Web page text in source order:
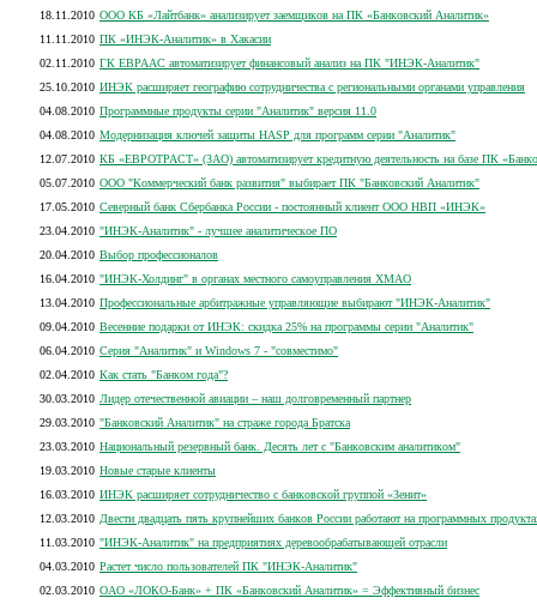
18.11.2010 ООО КБ «Лайтбанк» анализирует заемщиков на ПК «Банковский Аналитик»
11.11.2010 ПК «ИНЭК-Аналитик» в Хакасии
02.11.2010 ГК ЕВРААС автоматизирует финансовый анализ на ПК "ИНЭК-Аналитик"
25.10.2010 ИНЭК расширяет географию сотрудничества с региональными органами управления
04.08.2010 Программные продукты серии "Аналитик" версия 11.0
04.08.2010 Модернизация ключей защиты HASP для программ серии "Аналитик"
12.07.2010 КБ «ЕВРОТРАСТ» (ЗАО) автоматизирует кредитную деятельность на базе ПК
05.07.2010 ООО "Коммерческий банк развития" выбирает ПК "Банковский Аналитик"
17.05.2010 Северный банк Сбербанка России - постоянный клиент ООО НВП «ИНЭК»
23.04.2010 "ИНЭК-Аналитик" - лучшее аналитическое ПО
20.04.2010 Выбор профессионалов
16.04.2010 "ИНЭК-Холдинг" в органах местного самоуправления ХМАО
13.04.2010 Профессиональные арбитражные управляющие выбирают "ИНЭК-Аналитик"
09.04.2010 Весенние подарки от ИНЭК: скидка 25% на программы серии "Аналитик"
06.04.2010 Серия "Аналитик" и Windows 7 - "совместимо"
02.04.2010 Как стать "Банком года"?
30.03.2010 Лидер отечественной авиации – наш долговременный партнер
29.03.2010 "Банковский Аналитик" на страже города Братска
23.03.2010 Национальный резервный банк. Десять лет с "Банковским аналитиком"
19.03.2010 Новые старые клиенты
16.03.2010 ИНЭК расширяет сотрудничество с банковской группой «Зенит»
12.03.2010 Двести двадцать пять крупнейших банков России работают на программных
11.03.2010 "ИНЭК-Аналитик" на предприятиях деревообрабатывающей отрасли
04.03.2010 Растет число пользователей ПК "ИНЭК-Аналитик"
02.03.2010 ОАО «ЛОКО-Банк» + ПК «Банковский Аналитик» = Эффективный бизнес